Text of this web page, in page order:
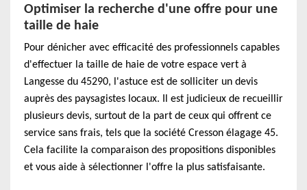
Optimiser la recherche d'une offre pour une
taille de haie
Pour dénicher avec efficacité des professionnels capables
d'effectuer la taille de haie de votre espace vert à
Langesse du 45290, l'astuce est de solliciter un devis
auprès des paysagistes locaux. Il est judicieux de recueillir
plusieurs devis, surtout de la part de ceux qui offrent ce
service sans frais, tels que la société Cresson élagage 45.
Cela facilite la comparaison des propositions disponibles
et vous aide à sélectionner l'offre la plus satisfaisante.